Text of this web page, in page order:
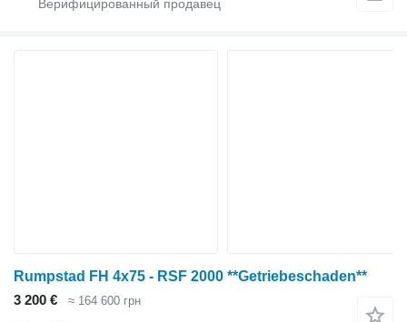
Rumpstad FH 4x75 - RSF 2000 **Getriebeschaden**
3 200 €
≈ 164 600 грн